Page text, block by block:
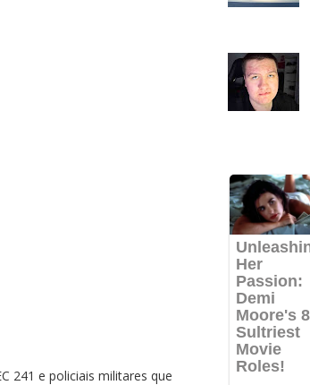
241 e policiais militares que